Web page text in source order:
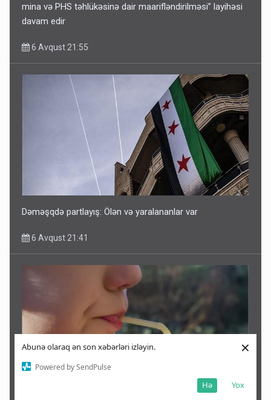
Abunə olaraq ən son xəbərləri izləyin.
Powered by SendPulse
Yox
Hə
×
mina və PHS təhlükəsinə dair maarifləndirilməsi” layihəsi
davam edir
6 Avqust 21:55
Dəməşqdə partlayış: Ölən və yaralananlar var
6 Avqust 21:41